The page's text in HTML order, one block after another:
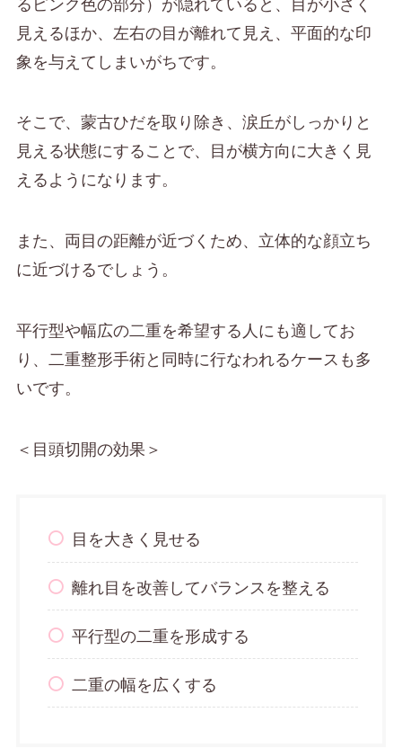
見えるほか、左右の目が離れて見え、平面的な印
象を与えてしまいがちです。
そこで、蒙古ひだを取り除き、涙丘がしっかりと
見える状態にすることで、目が横方向に大きく見
えるようになります。
また、両目の距離が近づくため、立体的な顔立ち
に近づけるでしょう。
平行型や幅広の二重を希望する人にも適してお
り、二重整形手術と同時に行なわれるケースも多
いです。
＜目頭切開の効果＞
目を大きく見せる
離れ目を改善してバランスを整える
平行型の二重を形成する
二重の幅を広くする